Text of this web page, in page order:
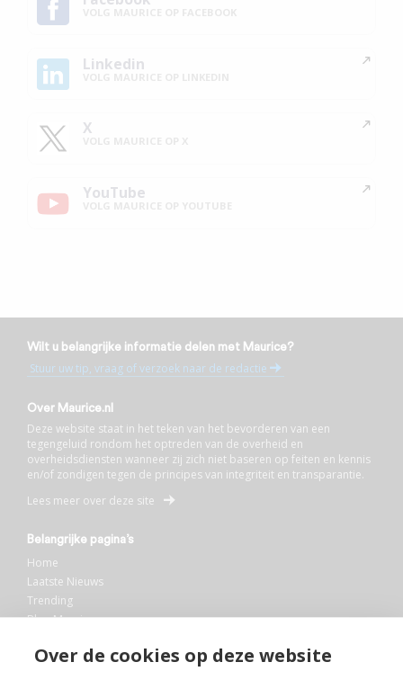
Over de cookies op deze website
Linkedin
X
YouTube
Wilt u belangrijke informatie delen met Maurice?
Stuur uw tip, vraag of verzoek naar de redactie
Over Maurice.nl
Deze website staat in het teken van het bevorderen van een
tegengeluid rondom het optreden van de overheid en
overheidsdiensten wanneer zij zich niet baseren op feiten en kennis
en/of zondigen tegen de principes van integriteit en transparantie.
Lees meer over deze site
Belangrijke pagina’s
Home
Laatste Nieuws
Trending
Blog Maurice
Bibliotheek